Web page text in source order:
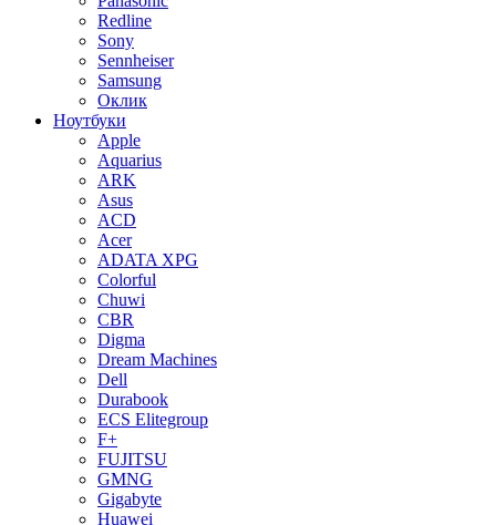
Redline
Sony
Sennheiser
Samsung
Оклик
Ноутбуки
Apple
Aquarius
ARK
Asus
ACD
Acer
ADATA XPG
Colorful
Chuwi
CBR
Digma
Dream Machines
Dell
Durabook
ECS Elitegroup
F+
FUJITSU
GMNG
Gigabyte
Huawei